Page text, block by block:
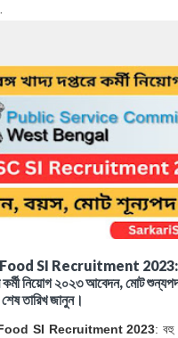
SI Recruitment 2023:
কর্মী নিয়োগ ২০২৩ আবেদন, মোট
তারিখ জানুন।
SI Recruitment 2023: বহু